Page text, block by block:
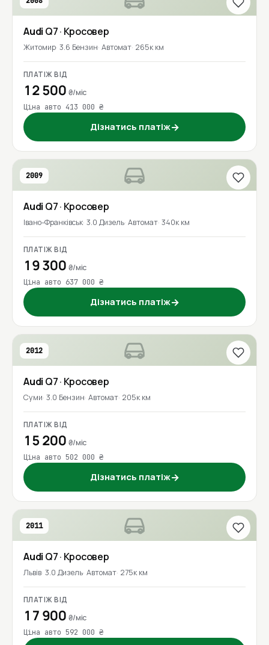
Audi Q7· Кросовер
Житомир 3.6 Бензин Автомат 265к км
ПЛАТІЖ ВІД
12 500 ₴/міс
Ціна авто 413 000 ₴
Дізнатись платіж→
2009
Audi Q7· Кросовер
Івано-Франківськ 3.0 Дизель Автомат 340к км
ПЛАТІЖ ВІД
19 300 ₴/міс
Ціна авто 637 000 ₴
Дізнатись платіж→
2012
Audi Q7· Кросовер
Суми 3.0 Бензин Автомат 205к км
ПЛАТІЖ ВІД
15 200 ₴/міс
Ціна авто 502 000 ₴
Дізнатись платіж→
2011
Audi Q7· Кросовер
Львів 3.0 Дизель Автомат 275к км
ПЛАТІЖ ВІД
17 900 ₴/міс
Ціна авто 592 000 ₴